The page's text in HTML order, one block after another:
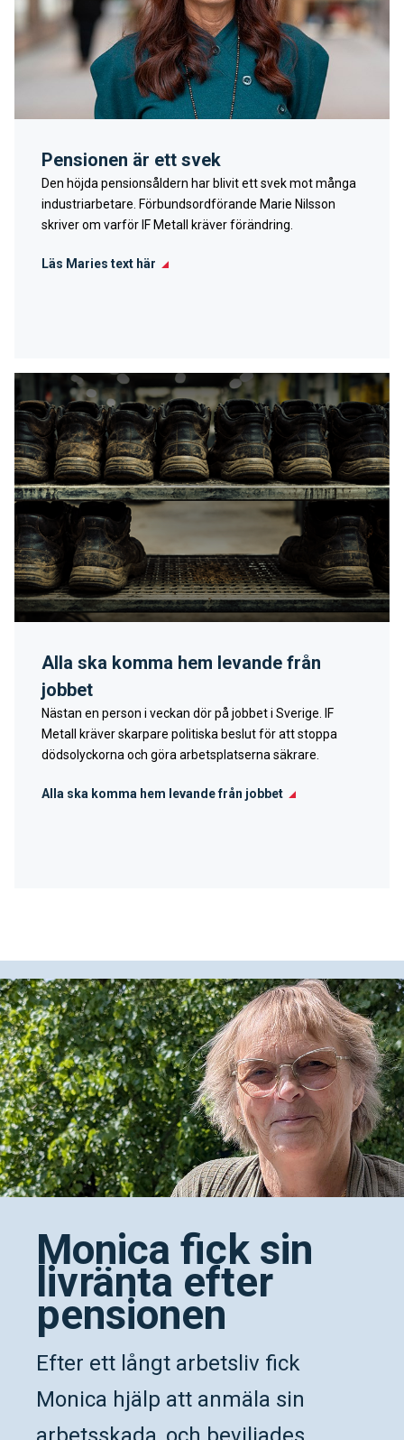
Pensionen är ett svek
Den höjda pensionsåldern har blivit ett svek mot många
industriarbetare. Förbundsordförande Marie Nilsson
skriver om varför IF Metall kräver förändring.
Läs Maries text här
Alla ska komma hem levande från
jobbet
Nästan en person i veckan dör på jobbet i Sverige. IF
Metall kräver skarpare politiska beslut för att stoppa
dödsolyckorna och göra arbetsplatserna säkrare.
Alla ska komma hem levande från jobbet
Monica fick sin
livränta efter
pensionen
Efter ett långt arbetsliv fick
Monica hjälp att anmäla sin